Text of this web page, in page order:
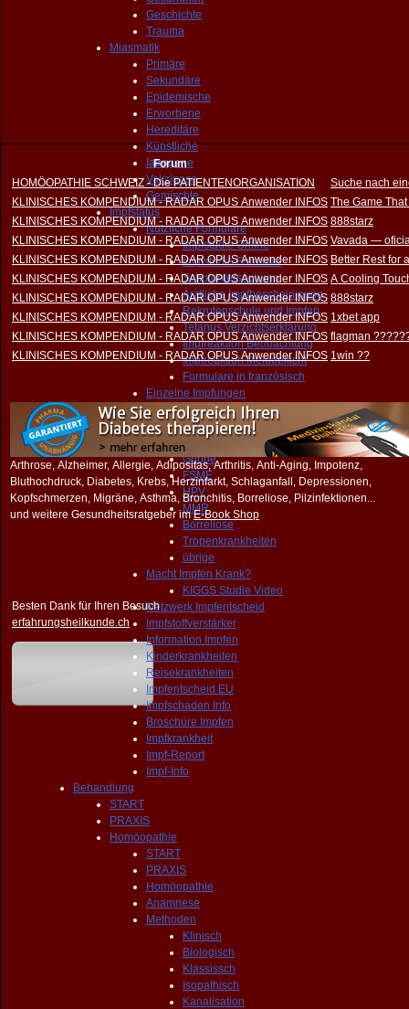
Geschichte
Trauma
Miasmatik
Primäre
Sekundäre
Epidemische
Erworbene
Hereditäre
Künstliche
Iatrogene
Vakzinose
Gemischte
Impfstatus
Nützliche Formulare
Impfstudie Online
Impfstudie Formular
Schuluntersuchung
Ärztliche Impfbescheinigung
Rekrutenschule und Impfen
Tetanus Verzichtserklärung
Impfreaktion Beobachtung
Impfreaktion Meldepflicht
Formulare in französisch
Einzelne Impfungen
Hepatitis B
Tetanus
Pocken
Grippe
FSME
HPV
MMR
Borreliose
Tropenkrankheiten
übrige
Macht Impfen Krank?
KIGGS Studie Video
Netzwerk Impfentscheid
Impfstoffverstärker
Information Impfen
Kinderkrankheiten
Reisekrankheiten
Impfentscheid EU
Impfschaden Info
Broschüre Impfen
Impfkrankheit
Impf-Report
Impf-Info
Behandlung
START
PRAXIS
Homöopathie
START
PRAXIS
Homöopathie
Anamnese
Methoden
Klinisch
Biologisch
Klassissch
Isopathisch
Kanalisation
Forum
HOMÖOPATHIE SCHWEIZ - Die PATIENTENORGANISATION
Suche nach
KLINISCHES KOMPENDIUM - RADAR OPUS Anwender INFOS The Game
KLINISCHES KOMPENDIUM - RADAR OPUS Anwender INFOS 888starz
KLINISCHES KOMPENDIUM - RADAR OPUS Anwender INFOS Vavada —
KLINISCHES KOMPENDIUM - RADAR OPUS Anwender INFOS Better Rest for
KLINISCHES KOMPENDIUM - RADAR OPUS Anwender INFOS A Cooling
KLINISCHES KOMPENDIUM - RADAR OPUS Anwender INFOS 888starz
KLINISCHES KOMPENDIUM - RADAR OPUS Anwender INFOS 1xbet app
KLINISCHES KOMPENDIUM - RADAR OPUS Anwender INFOS flagman
KLINISCHES KOMPENDIUM - RADAR OPUS Anwender INFOS 1win ??
Arthrose, Alzheimer, Allergie, Adipositas, Arthritis, Anti-Aging, Impotenz,
Bluthochdruck, Diabetes, Krebs, Herzinfarkt, Schlaganfall, Depressionen,
Kopfschmerzen, Migräne, Asthma, Bronchitis, Borreliose, Pilzinfektionen...
und weitere Gesundheitsratgeber imE-Book Shop
Besten Dank für Ihren Besuch
erfahrungsheilkunde.ch